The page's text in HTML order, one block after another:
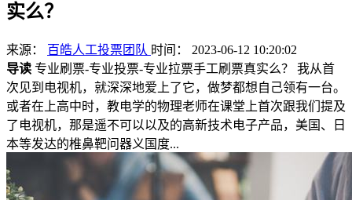
实么？
来源： 百皓人工投票团队 时间： 2023-06-12 10:20:02
导读 专业刷票-专业投票-专业拉票手工刷票真实么？ 我从首
次见到电视机，就深深地爱上了它，做梦都想自己领有一台。
或者在上高中时，教电学的物理老师在课堂上首次跟我们提及
了电视机，那是遥不可以以及的高新技术电子产品，美国、日
本等发达的椎鼻靶问器义国度...